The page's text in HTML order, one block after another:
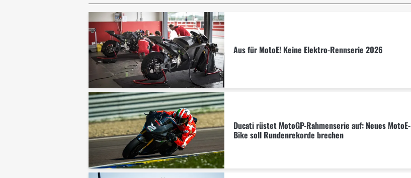
Aus für MotoE! Keine Elektro-Rennserie 2026
Ducati rüstet MotoGP-Rahmenserie auf: Neues MotoE-
Bike soll Rundenrekorde brechen